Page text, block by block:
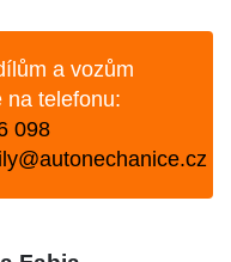
a vozům
na telefonu:
098